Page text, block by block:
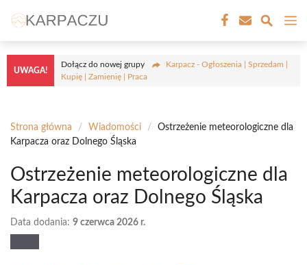
treści
UWAGA!
Dołącz do nowej grupy
Karpacz - Ogłoszenia | Sprzedam |
Kupię | Zamienię | Praca
Strona główna / Wiadomości /
Ostrzeżenie meteorologiczne dla
Karpacza oraz Dolnego Śląska
Ostrzeżenie meteorologiczne dla
Karpacza oraz Dolnego Śląska
Data dodania: 9 czerwca 2026 r.